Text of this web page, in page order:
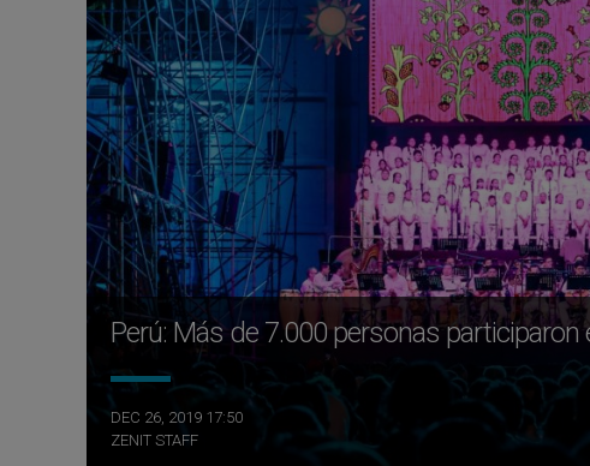
Perú: Más de 7.000 personas participaron
DEC 26, 2019 17:50
ZENIT STAFF